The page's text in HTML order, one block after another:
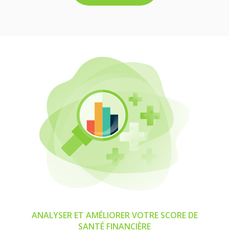
ANALYSER ET AMÉLIORER VOTRE SCORE DE
SANTÉ FINANCIÈRE